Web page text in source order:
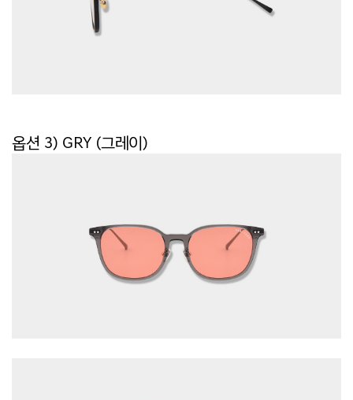
옵션 3) GRY (그레이)